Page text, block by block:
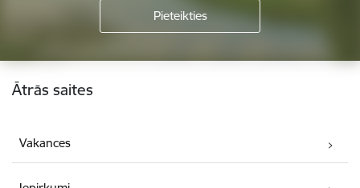
Kājene
Ātrās saites
Vakances